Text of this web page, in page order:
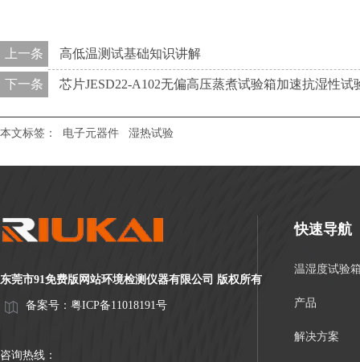
上一条 高低温测试基础知识讲解
下一条 芯片JESD22-A102无偏高压蒸煮试验箱加速抗湿性试
本文标签： 电子元器件 湿热试验
东莞市91免费版网站环境检测仪器有限公司 版权所有
备案号： 粤ICP备11018191号
咨询热线：
快速导航
温湿度试验
产品
解决方案